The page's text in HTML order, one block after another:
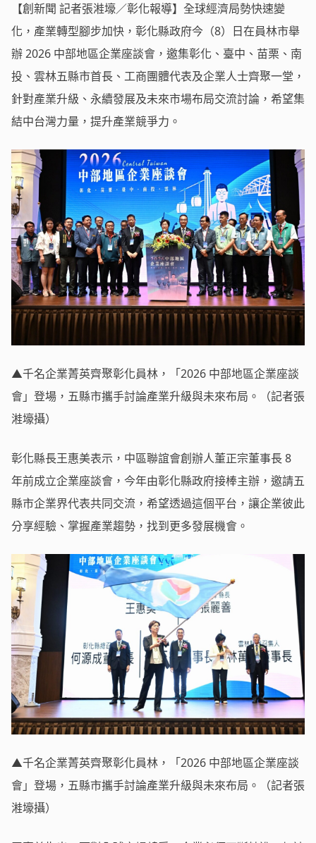
【創新聞 記者張溎壕／彰化報導】全球經濟局勢快速變
化，產業轉型腳步加快，彰化縣政府今（8）日在員林市舉
辦 2026 中部地區企業座談會，邀集彰化、臺中、苗栗、南
投、雲林五縣市首長、工商團體代表及企業人士齊聚一堂，
針對產業升級、永續發展及未來市場布局交流討論，希望集
結中台灣力量，提升產業競爭力。
▲千名企業菁英齊聚彰化員林，「2026 中部地區企業座談
會」登場，五縣市攜手討論產業升級與未來布局。（記者張
溎壕攝）
彰化縣長王惠美表示，中區聯誼會創辦人董正宗董事長 8
年前成立企業座談會，今年由彰化縣政府接棒主辦，邀請五
縣市企業界代表共同交流，希望透過這個平台，讓企業彼此
分享經驗、掌握產業趨勢，找到更多發展機會。
▲千名企業菁英齊聚彰化員林，「2026 中部地區企業座談
會」登場，五縣市攜手討論產業升級與未來布局。（記者張
溎壕攝）